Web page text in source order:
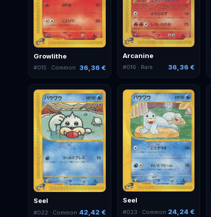
Growlithe
#015 · Common 36,36 €
Arcanine
#016 · Rare 36,36 €
Seel
#022 · Common 42,42 €
Seel
#023 · Common 24,24 €